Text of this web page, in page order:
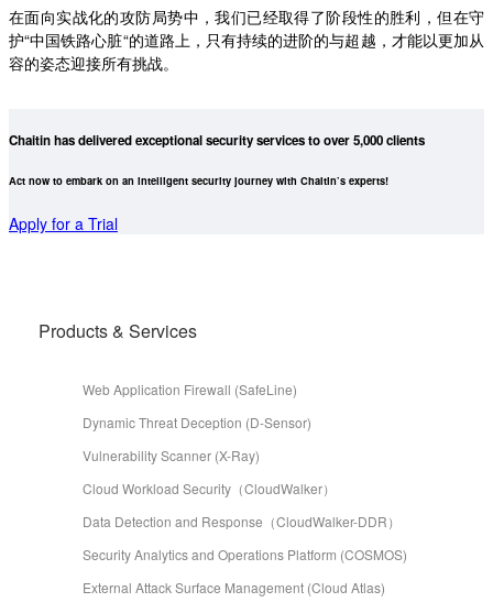
在面向实战化的攻防局势中，我们已经取得了阶段性的胜利，但在守
护“中国铁路心脏“的道路上，只有持续的进阶的与超越，才能以更加从
容的姿态迎接所有挑战。
Chaitin has delivered exceptional security services to over 5,000 clients
Act now to embark on an intelligent security journey with Chaitin’s experts!
Apply for a Trial
Products & Services
Web Application Firewall (SafeLine)
Dynamic Threat Deception (D-Sensor)
Vulnerability Scanner (X-Ray)
Cloud Workload Security（CloudWalker）
Data Detection and Response（CloudWalker-DDR）
Security Analytics and Operations Platform (COSMOS)
External Attack Surface Management (Cloud Atlas)